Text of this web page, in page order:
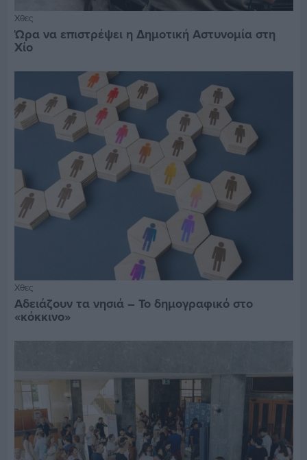
Χθες
Ώρα να επιστρέψει η Δημοτική Αστυνομία στη
Χίο
Χθες
Αδειάζουν τα νησιά – Το δημογραφικό στο
«κόκκινο»